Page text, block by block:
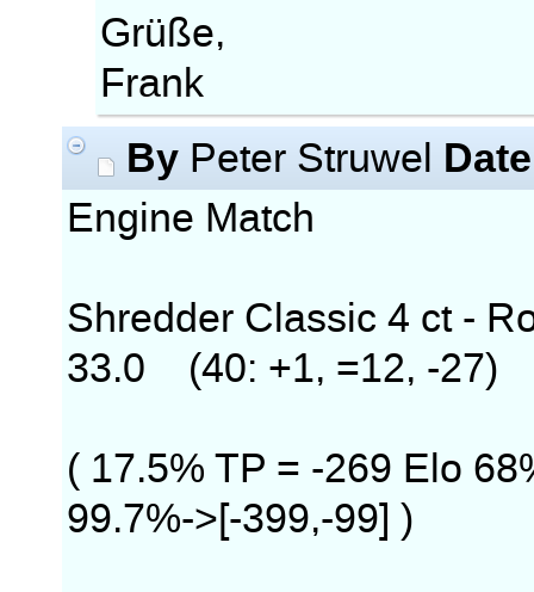
Grüße,
Frank
By Peter Struwel Date
Engine Match
Shredder Classic 4 ct -
33.0 (40: +1, =12, -
( 17.5% TP = -269 Elo
99.7%->[-399,-99] )